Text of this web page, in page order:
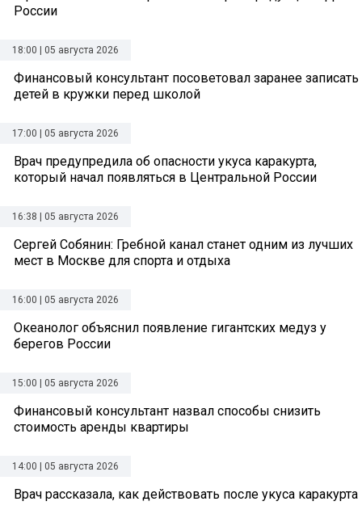
России
18:00 | 05 августа 2026
Финансовый консультант посоветовал заранее записать
детей в кружки перед школой
17:00 | 05 августа 2026
Врач предупредила об опасности укуса каракурта,
который начал появляться в Центральной России
16:38 | 05 августа 2026
Сергей Собянин: Гребной канал станет одним из лучших
мест в Москве для спорта и отдыха
16:00 | 05 августа 2026
Океанолог объяснил появление гигантских медуз у
берегов России
15:00 | 05 августа 2026
Финансовый консультант назвал способы снизить
стоимость аренды квартиры
14:00 | 05 августа 2026
Врач рассказала, как действовать после укуса каракурта